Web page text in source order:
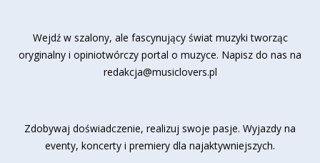
Wejdź w szalony, ale fascynujący świat muzyki tworząc
oryginalny i opiniotwórczy portal o muzyce. Napisz do nas na
redakcja@musiclovers.pl
Zdobywaj doświadczenie, realizuj swoje pasje. Wyjazdy na
eventy, koncerty i premiery dla najaktywniejszych.